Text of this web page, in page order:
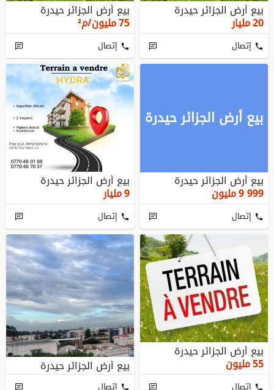
بيع أرض الجزائر حيدرة
20مليار
إتصال
بيع أرض الجزائر حيدرة
75مليون/م²
إتصال
بيع أرض الجزائر حيدرة
بيع أرض الجزائر حيدرة
9 999مليون
إتصال
بيع أرض الجزائر حيدرة
9مليار
إتصال
بيع أرض الجزائر حيدرة
55مليون
إتصال
بيع أرض الجزائر حيدرة
إتصال